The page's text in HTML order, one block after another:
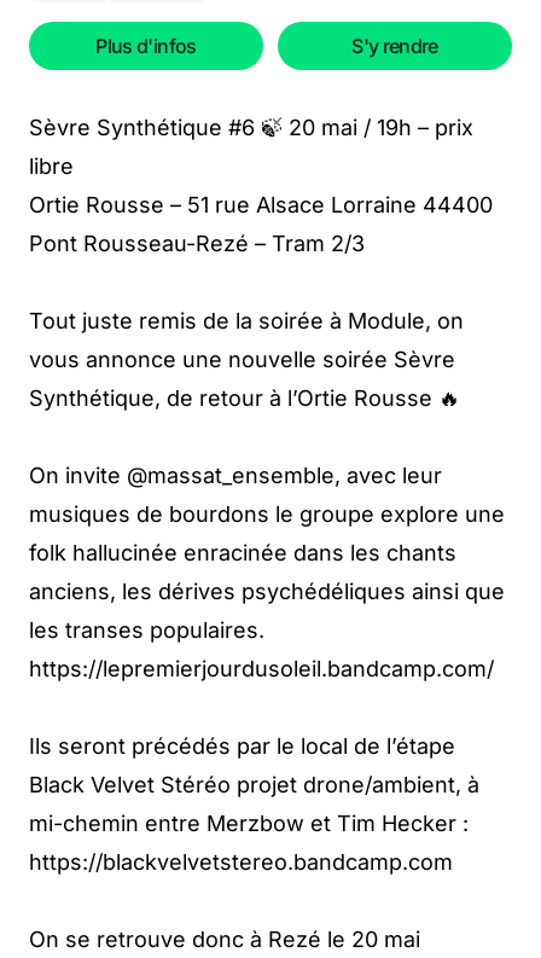
Plus d'infos S'y rendre
Sèvre Synthétique #6 🍃 20 mai / 19h – prix
libre
Ortie Rousse – 51 rue Alsace Lorraine 44400
Pont Rousseau-Rezé – Tram 2/3
Tout juste remis de la soirée à Module, on
vous annonce une nouvelle soirée Sèvre
Synthétique, de retour à l’Ortie Rousse 🔥
On invite @massat_ensemble, avec leur
musiques de bourdons le groupe explore une
folk hallucinée enracinée dans les chants
anciens, les dérives psychédéliques ainsi que
les transes populaires.
https://lepremierjourdusoleil.bandcamp.com/
Ils seront précédés par le local de l’étape
Black Velvet Stéréo projet drone/ambient, à
mi-chemin entre Merzbow et Tim Hecker :
https://blackvelvetstereo.bandcamp.com
On se retrouve donc à Rezé le 20 mai